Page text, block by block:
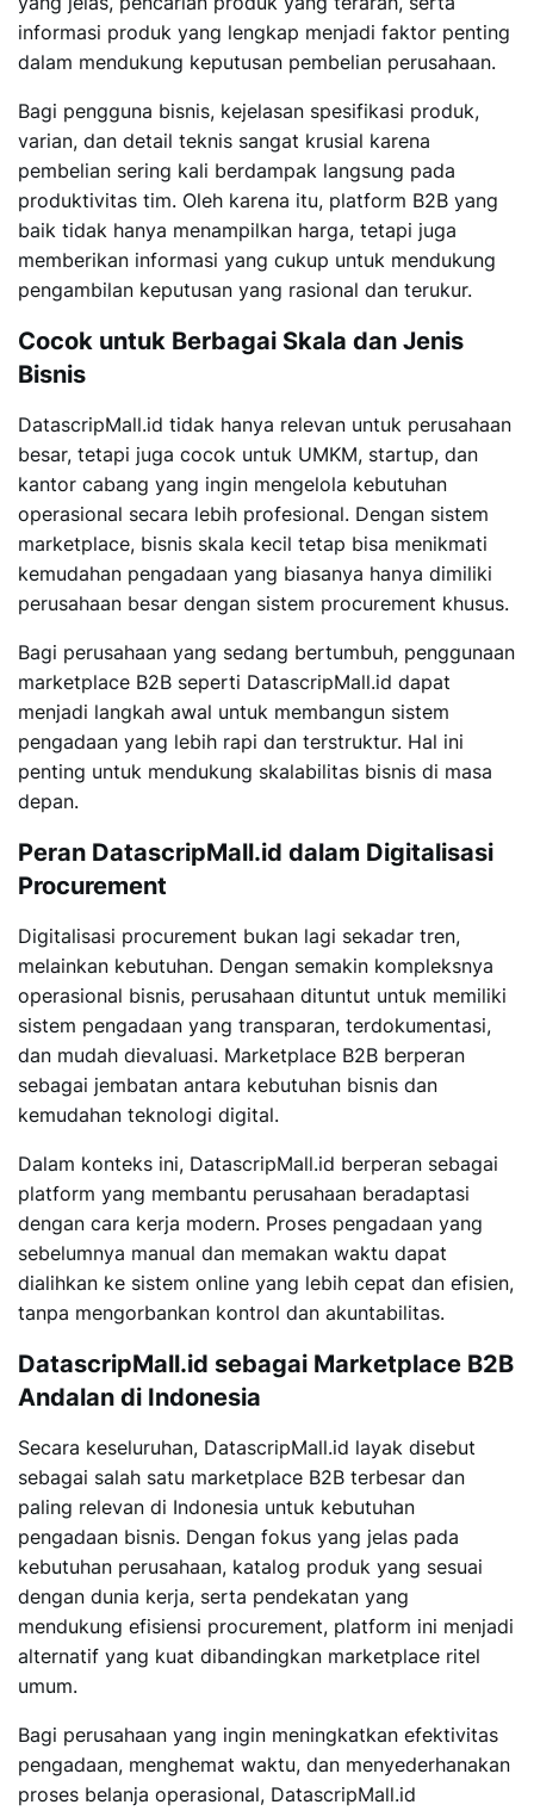
informasi produk yang lengkap menjadi faktor penting
dalam mendukung keputusan pembelian perusahaan.
Bagi pengguna bisnis, kejelasan spesifikasi produk,
varian, dan detail teknis sangat krusial karena
pembelian sering kali berdampak langsung pada
produktivitas tim. Oleh karena itu, platform B2B yang
baik tidak hanya menampilkan harga, tetapi juga
memberikan informasi yang cukup untuk mendukung
pengambilan keputusan yang rasional dan terukur.
Cocok untuk Berbagai Skala dan Jenis
Bisnis
DatascripMall.id tidak hanya relevan untuk perusahaan
besar, tetapi juga cocok untuk UMKM, startup, dan
kantor cabang yang ingin mengelola kebutuhan
operasional secara lebih profesional. Dengan sistem
marketplace, bisnis skala kecil tetap bisa menikmati
kemudahan pengadaan yang biasanya hanya dimiliki
perusahaan besar dengan sistem procurement khusus.
Bagi perusahaan yang sedang bertumbuh, penggunaan
marketplace B2B seperti DatascripMall.id dapat
menjadi langkah awal untuk membangun sistem
pengadaan yang lebih rapi dan terstruktur. Hal ini
penting untuk mendukung skalabilitas bisnis di masa
depan.
Peran DatascripMall.id dalam Digitalisasi
Procurement
Digitalisasi procurement bukan lagi sekadar tren,
melainkan kebutuhan. Dengan semakin kompleksnya
operasional bisnis, perusahaan dituntut untuk memiliki
sistem pengadaan yang transparan, terdokumentasi,
dan mudah dievaluasi. Marketplace B2B berperan
sebagai jembatan antara kebutuhan bisnis dan
kemudahan teknologi digital.
Dalam konteks ini, DatascripMall.id berperan sebagai
platform yang membantu perusahaan beradaptasi
dengan cara kerja modern. Proses pengadaan yang
sebelumnya manual dan memakan waktu dapat
dialihkan ke sistem online yang lebih cepat dan efisien,
tanpa mengorbankan kontrol dan akuntabilitas.
DatascripMall.id sebagai Marketplace B2B
Andalan di Indonesia
Secara keseluruhan, DatascripMall.id layak disebut
sebagai salah satu marketplace B2B terbesar dan
paling relevan di Indonesia untuk kebutuhan
pengadaan bisnis. Dengan fokus yang jelas pada
kebutuhan perusahaan, katalog produk yang sesuai
dengan dunia kerja, serta pendekatan yang
mendukung efisiensi procurement, platform ini menjadi
alternatif yang kuat dibandingkan marketplace ritel
umum.
Bagi perusahaan yang ingin meningkatkan efektivitas
pengadaan, menghemat waktu, dan menyederhanakan
proses belanja operasional, DatascripMall.id